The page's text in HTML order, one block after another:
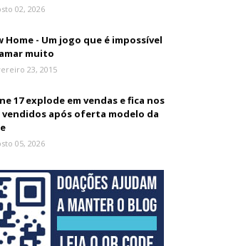
02, 2026
Home - Um jogo que é impossível
muito
23, 2015
17 explode em vendas e fica nos
vendidos após oferta modelo da
05, 2026